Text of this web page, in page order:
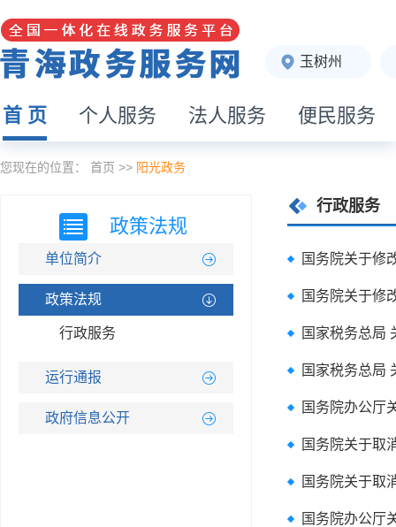
玉树州
首 页 个人服务 法人服务 便民服务
您现在的位置： 首页 >> 阳光政务
政策法规
单位简介
政策法规
行政服务
运行通报
政府信息公开
行政服务
国务院关于修
国务院关于修
国家税务总局
国家税务总局
国务院关于取
国务院关于取
国务院办公厅